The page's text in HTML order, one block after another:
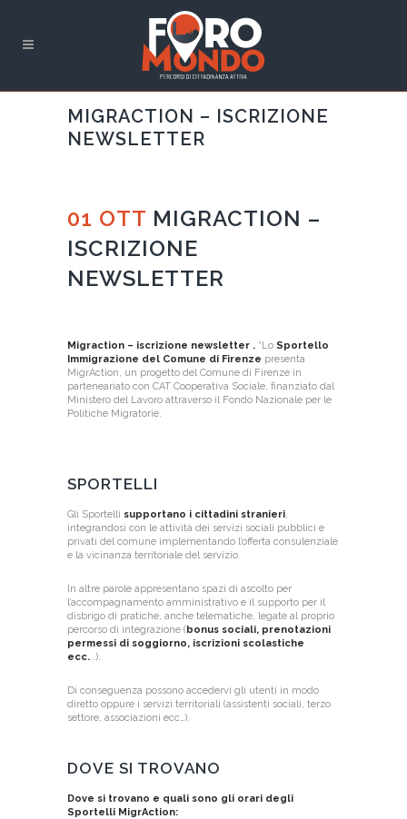
MIGRACTION – ISCRIZIONE
NEWSLETTER
01 OTT MIGRACTION –
ISCRIZIONE
NEWSLETTER
Migraction – iscrizione newsletter . “Lo Sportello
Immigrazione del Comune di Firenze presenta
MigrAction, un progetto del Comune di Firenze in
parteneariato con CAT Cooperativa Sociale, finanziato dal
Ministero del Lavoro attraverso il Fondo Nazionale per le
Politiche Migratorie.
SPORTELLI
Gli Sportelli supportano i cittadini stranieri,
integrandosi con le attività dei servizi sociali pubblici e
privati del comune implementando l’offerta consulenziale
e la vicinanza territoriale del servizio.
In altre parole appresentano spazi di ascolto per
l’accompagnamento amministrativo e il supporto per il
disbrigo di pratiche, anche telematiche, legate al proprio
percorso di integrazione (bonus sociali, prenotazioni
permessi di soggiorno, iscrizioni scolastiche
ecc...).
Di conseguenza possono accedervi gli utenti in modo
diretto oppure i servizi territoriali (assistenti sociali, terzo
settore, associazioni ecc…).
DOVE SI TROVANO
Dove si trovano e quali sono gli orari degli
Sportelli MigrAction: